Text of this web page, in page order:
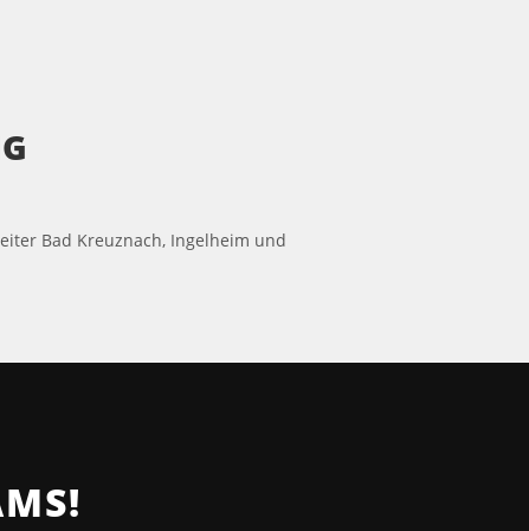
Bad Kreuznach, Ingelheim und